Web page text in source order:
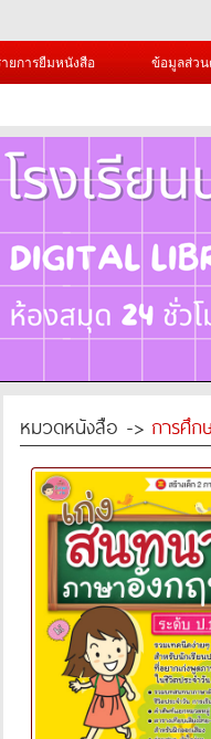
ายการยืมหนังสือ ข้อมูลส่ว
หมวดหนังสือ -> การศึก